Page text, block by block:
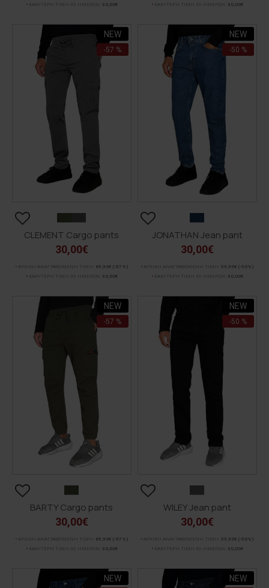
ΚΑΛΥΤΕΡΗ ΤΙΜΗ 30 ΗΜΕΡΩΝ:
30,00€
ΚΑΛΥΤΕΡΗ ΤΙΜΗ 30 ΗΜΕΡΩΝ:
30,00€
NEW
-57 %
CLEMENT Cargo pants
30,00€
ΑΡΧΙΚΗ ΑΝΑΓΡΑΦΟΜΕΝΗ ΤΙΜΗ: 69,90€ (-57%)
ΚΑΛΥΤΕΡΗ ΤΙΜΗ 30 ΗΜΕΡΩΝ:
30,00€
NEW
-50 %
JONATHAN Jean pant
30,00€
ΑΡΧΙΚΗ ΑΝΑΓΡΑΦΟΜΕΝΗ ΤΙΜΗ: 59,90€ (-50%)
ΚΑΛΥΤΕΡΗ ΤΙΜΗ 30 ΗΜΕΡΩΝ:
30,00€
NEW
-57 %
BARTY Cargo pants
30,00€
ΑΡΧΙΚΗ ΑΝΑΓΡΑΦΟΜΕΝΗ ΤΙΜΗ: 69,90€ (-57%)
ΚΑΛΥΤΕΡΗ ΤΙΜΗ 30 ΗΜΕΡΩΝ:
30,00€
NEW
-50 %
WILEY Jean pant
30,00€
ΑΡΧΙΚΗ ΑΝΑΓΡΑΦΟΜΕΝΗ ΤΙΜΗ: 59,90€ (-50%)
ΚΑΛΥΤΕΡΗ ΤΙΜΗ 30 ΗΜΕΡΩΝ:
30,00€
NEW NEW